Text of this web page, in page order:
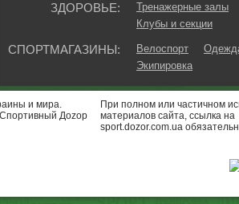
ЗДОРОВЬЕ:
Тренажерные залы
Клубы и секции
СПОРТМАГАЗИНЫ: Велоспорт
Экипировка
и мира.
Доzор
При полном или частичном
материалов сайта, ссылка на
sport.dozor.com.ua